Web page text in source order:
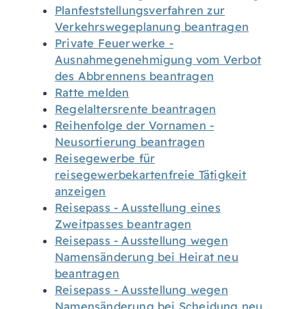
Planfeststellungsverfahren zur
Verkehrswegeplanung beantragen
Private Feuerwerke -
Ausnahmegenehmigung vom Verbot
des Abbrennens beantragen
Ratte melden
Regelaltersrente beantragen
Reihenfolge der Vornamen -
Neusortierung beantragen
Reisegewerbe für
reisegewerbekartenfreie Tätigkeit
anzeigen
Reisepass - Ausstellung eines
Zweitpasses beantragen
Reisepass - Ausstellung wegen
Namensänderung bei Heirat neu
beantragen
Reisepass - Ausstellung wegen